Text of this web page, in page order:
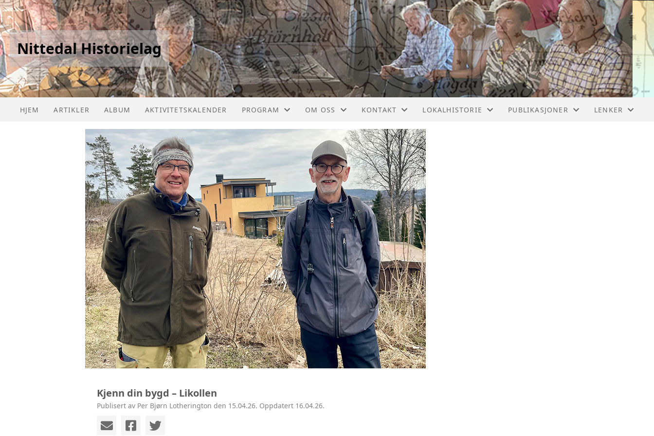
Nittedal Historielag
HJEM ARTIKLER ALBUM AKTIVITETSKALENDER PROGRAM
PROGRAM
OM OSS
AKTIVITETER
STYRET
VEDTEKTER
HISTORIE
KONTAKT
BLI MEDLEM
KONTAKT
LOKALHISTORIE
ROTNES BRUK
SAGBRUKET I HAKADAL
AAS GAARD
HAKADAL VERK
HAKADAL KIRKE
BYGDESAMLINGEN
ÅNEBYLEIEREN
NITEDALS KRUDTVERK
NITTEDAL KIRKE
MARKERUD GAARD
PUBLIKASJONER LENKER
Kjenn din bygd – Likollen
Publisert av Per Bjørn Lotherington den 15.04.26. Oppdatert 16.04.26.